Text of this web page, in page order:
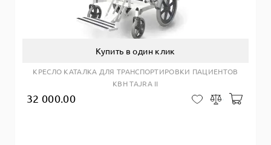
Купить в один клик
КРЕСЛО КАТАЛКА ДЛЯ ТРАНСПОРТИРОВКИ ПАЦИЕНТОВ
КВН TAJRA II
32 000.00 В закладки
Сравнить